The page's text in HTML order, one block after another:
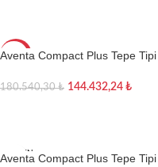
-20%
Aventa Compact Plus Tepe Tipi
180.540,30₺ 144.432,24 ₺
TÜKEN
DI
Aventa Compact Plus Tepe Tipi